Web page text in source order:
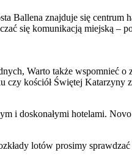
Ballena znajduje się centrum
się komunikacją miejską –
Warto także wspomnieć o
czy kościół Świętej Katarzyny
i doskonałymi hotelami.
lotów prosimy